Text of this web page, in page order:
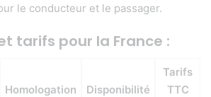
le conducteur et le passager.
tarifs pour la France :
Homologation Disponibilité
Tarifs
TTC